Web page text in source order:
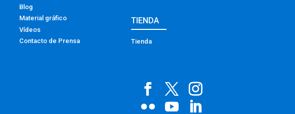
Blog
Material gráfico
Vídeos
Contacto de Prensa
TIENDA
Tienda